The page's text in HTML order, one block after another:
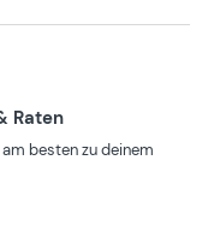
Raten
besten zu deinem